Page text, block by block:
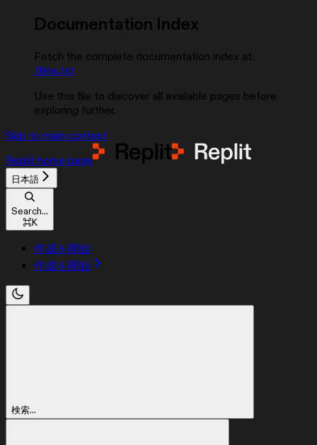
Documentation Index
Fetch the complete documentation index at:
/llms.txt
Use this file to discover all available pages before
exploring further.
Skip to main content
Replit home page
日本語
Search...
⌘K
作成を開始
作成を開始
検索...